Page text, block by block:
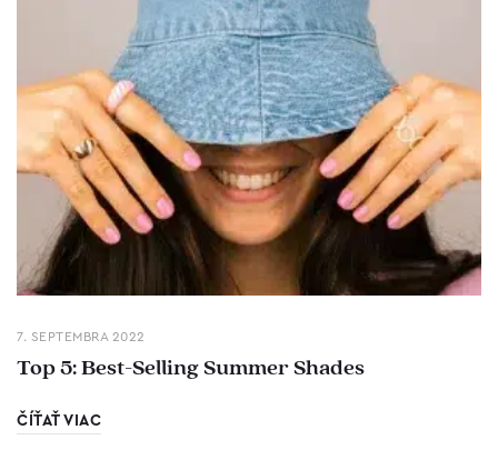
7. SEPTEMBRA 2022
Top 5: Best-Selling Summer Shades
ČÍŤAŤ VIAC